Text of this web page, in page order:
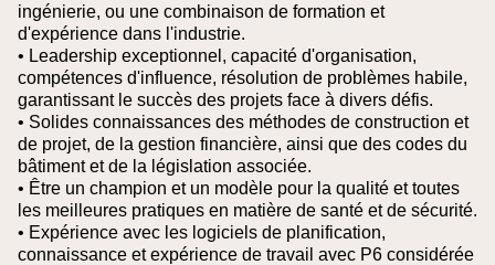
ingénierie, ou une combinaison de formation et
d'expérience dans l'industrie.
• Leadership exceptionnel, capacité d'organisation,
compétences d'influence, résolution de problèmes habile,
garantissant le succès des projets face à divers défis.
• Solides connaissances des méthodes de construction et
de projet, de la gestion financière, ainsi que des codes du
bâtiment et de la législation associée.
• Être un champion et un modèle pour la qualité et toutes
les meilleures pratiques en matière de santé et de sécurité.
• Expérience avec les logiciels de planification,
connaissance et expérience de travail avec P6 considérée